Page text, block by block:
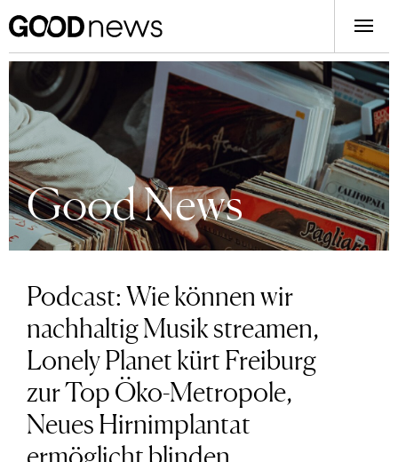
Good News
Podcast: Wie können wir
nachhaltig Musik streamen,
Lonely Planet kürt Freiburg
zur Top Öko-Metropole,
Neues Hirnimplantat
ermöglicht blinden